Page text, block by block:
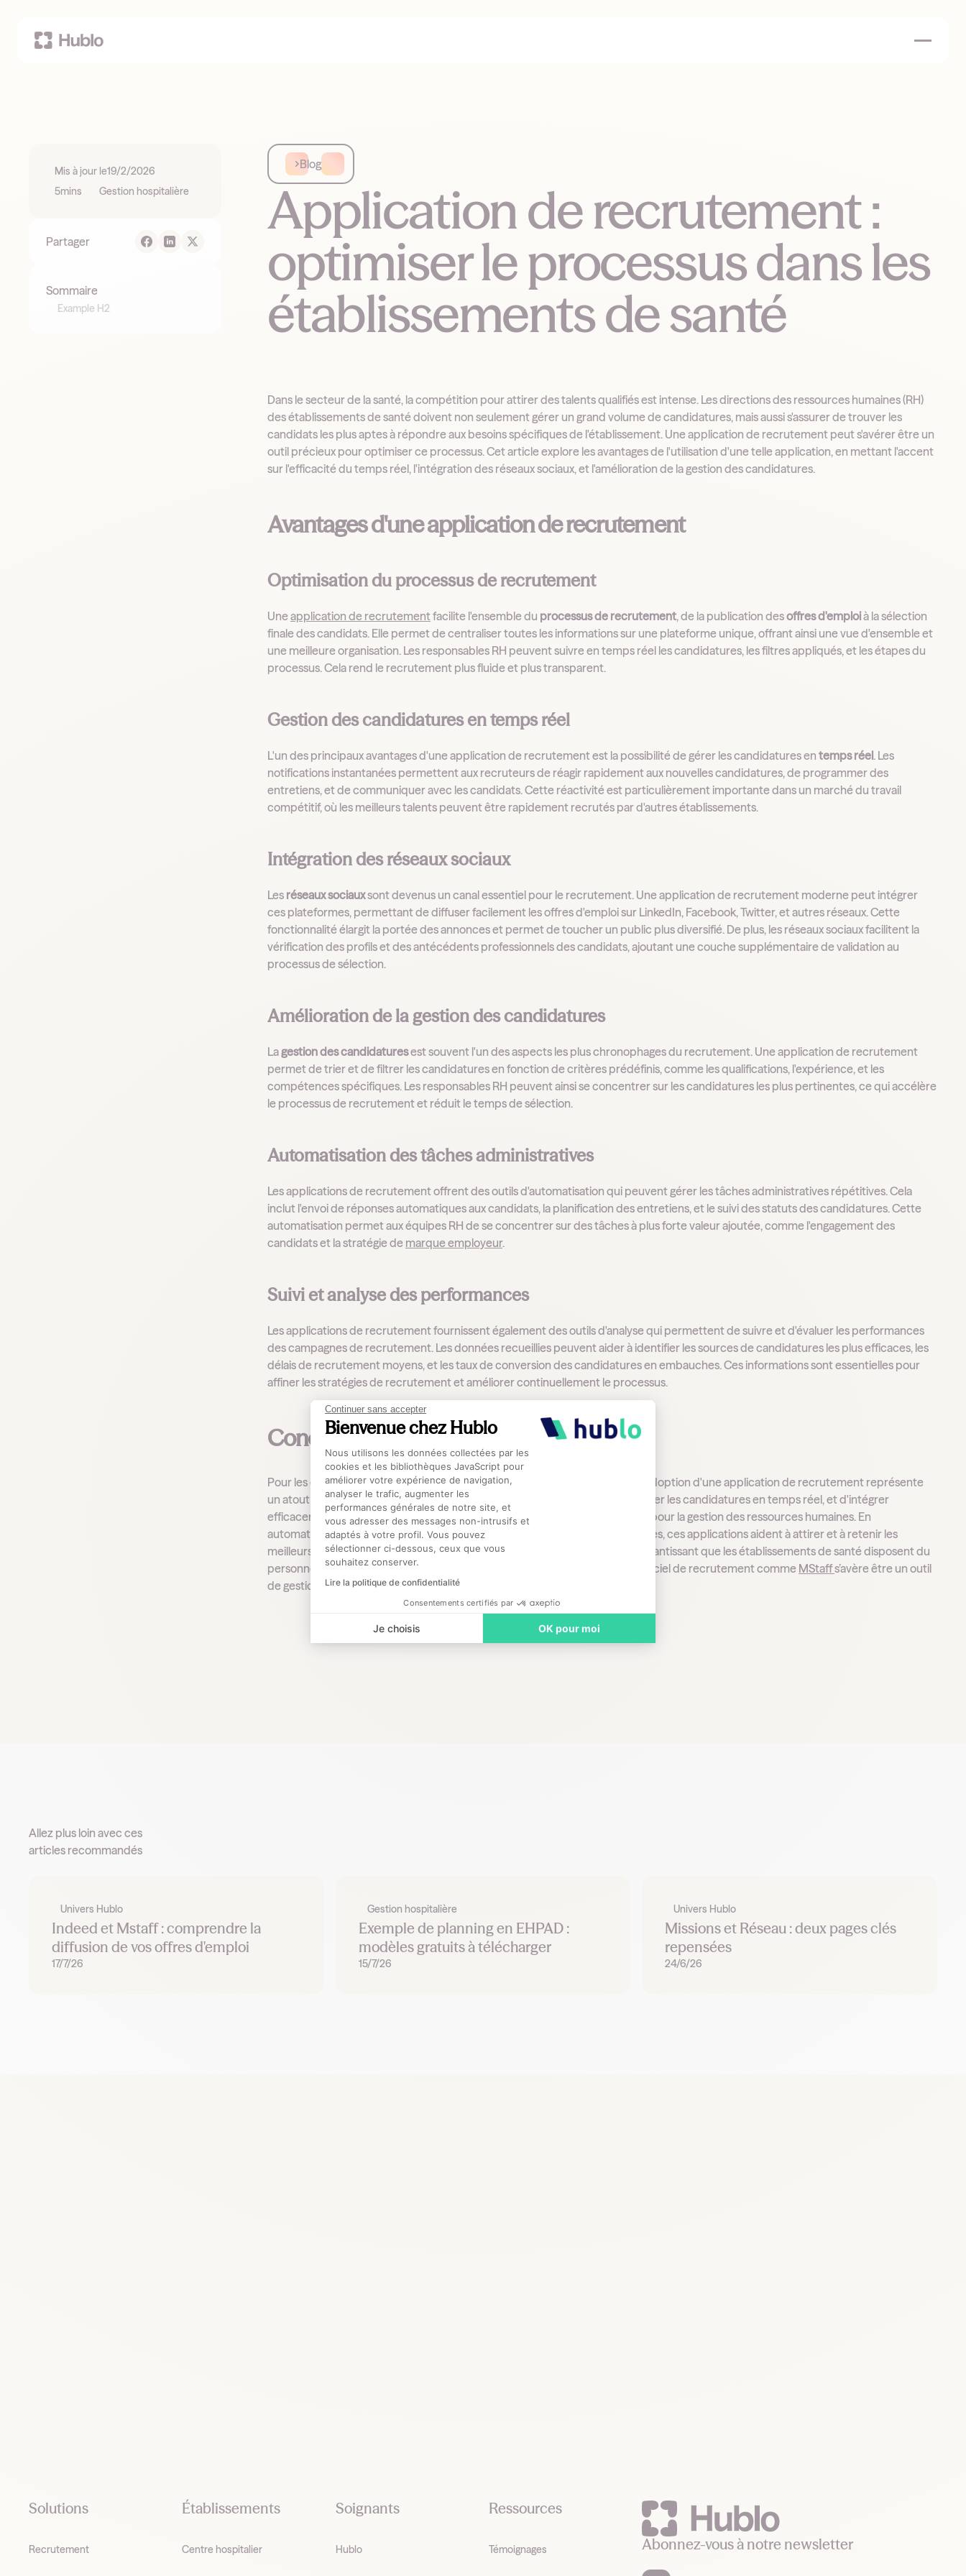
Continuer sans accepter
Bienvenue chez Hublo
Plateforme de Gestion du Consentement : Personnalisez vos Options
Nous utilisons les données collectées par les
cookies et les bibliothèques JavaScript pour
améliorer votre expérience de navigation,
analyser le trafic, augmenter les
performances générales de notre site, et
vous adresser des messages non-intrusifs et
adaptés à votre profil. Vous pouvez
sélectionner ci-dessous, ceux que vous
souhaitez conserver.
Lire la politique de confidentialité
Consentements certifiés par
Je choisis OK pour moi
Axeptio consent
Mis à jour le19/2/2026
5mins Gestion hospitalière
Partager
Sommaire
Example H2
Blog
Application de recrutement :
optimiser le processus dans les
établissements de santé
Dans le secteur de la santé, la compétition pour attirer des talents qualifiés est intense. Les directions des ressources humaines (RH)
des établissements de santé doivent non seulement gérer un grand volume de candidatures, mais aussi s'assurer de trouver les
candidats les plus aptes à répondre aux besoins spécifiques de l'établissement. Une application de recrutement peut s'avérer être un
outil précieux pour optimiser ce processus. Cet article explore les avantages de l'utilisation d'une telle application, en mettant l'accent
sur l'efficacité du temps réel, l'intégration des réseaux sociaux, et l'amélioration de la gestion des candidatures.
Avantages d'une application de recrutement
Optimisation du processus de recrutement
Uneapplication de recrutementfacilite l'ensemble du processus de recrutement, de la publication desoffres d'emploià la sélection
finale des candidats. Elle permet de centraliser toutes les informations sur une plateforme unique, offrant ainsi une vue d'ensemble et
une meilleure organisation. Les responsables RH peuvent suivre en temps réel les candidatures, les filtres appliqués, et les étapes du
processus. Cela rend le recrutement plus fluide et plus transparent.
Gestion des candidatures en temps réel
L'un des principaux avantages d'une application de recrutement est la possibilité de gérer les candidatures en temps réel. Les
notifications instantanées permettent aux recruteurs de réagir rapidement aux nouvelles candidatures, de programmer des
entretiens, et de communiquer avec les candidats. Cette réactivité est particulièrement importante dans un marché du travail
compétitif, où les meilleurs talents peuvent être rapidement recrutés par d'autres établissements.
Intégration des réseaux sociaux
Les réseaux sociauxsont devenus un canal essentiel pour le recrutement. Une application de recrutement moderne peut intégrer
ces plateformes, permettant de diffuser facilement les offres d'emploi sur LinkedIn, Facebook, Twitter, et autres réseaux. Cette
fonctionnalité élargit la portée des annonces et permet de toucher un public plus diversifié. De plus, les réseaux sociaux facilitent la
vérification des profils et des antécédents professionnels des candidats, ajoutant une couche supplémentaire de validation au
processus de sélection.
Amélioration de la gestion des candidatures
Lagestion des candidaturesest souvent l'un des aspects les plus chronophages du recrutement. Une application de recrutement
permet de trier et de filtrer les candidatures en fonction de critères prédéfinis, comme les qualifications, l'expérience, et les
compétences spécifiques. Les responsables RH peuvent ainsi se concentrer sur les candidatures les plus pertinentes, ce qui accélère
le processus de recrutement et réduit le temps de sélection.
Automatisation des tâches administratives
Les applications de recrutement offrent des outils d'automatisation qui peuvent gérer les tâches administratives répétitives. Cela
inclut l'envoi de réponses automatiques aux candidats, la planification des entretiens, et le suivi des statuts des candidatures. Cette
automatisation permet aux équipes RH de se concentrer sur des tâches à plus forte valeur ajoutée, comme l'engagement des
candidats et la stratégie de marque employeur.
Suivi et analyse des performances
Les applications de recrutement fournissent également des outils d'analyse qui permettent de suivre et d'évaluer les performances
des campagnes de recrutement. Les données recueillies peuvent aider à identifier les sources de candidatures les plus efficaces, les
délais de recrutement moyens, et les taux de conversion des candidatures en embauches. Ces informations sont essentielles pour
affiner les stratégies de recrutement et améliorer continuellement le processus.
Conclusion
Pour les directions des ressources humaines des établissements de santé, l'adoption d'une application de recrutement représente
un atout majeur. Elle permet d'optimiser le processus de recrutement, de gérer les candidatures en temps réel, et d'intégrer
efficacement les réseaux sociaux dans la stratégie de recrutement. Un atout pour la gestion des ressources humaines. En
automatisant les tâches administratives et en fournissant des analyses précises, ces applications aident à attirer et à retenir les
meilleurs talents. Ainsi, elles contribuent à améliorer la
en garantissant que les établissements de santé disposent du
personnel qualifié nécessaire pour répondre à leurs besoins. A ce titre, un logiciel de recrutement comme MStaffs’avère être un outil
de gestion de choix pour mettre en avant ses offres d’emploi.
Allez plus loin avec ces
articles recommandés
Univers Hublo
Indeed et Mstaff : comprendre la
diffusion de vos offres d'emploi
17/7/26
Gestion hospitalière
Exemple de planning en EHPAD :
modèles gratuits à télécharger
15/7/26
Univers Hublo
Missions et Réseau : deux pages clés
repensées
24/6/26
Solutions
Recrutement
Établissements
Centre hospitalier
Soignants
Hublo
Ressources
Témoignages Abonnez-vous à notre newsletter